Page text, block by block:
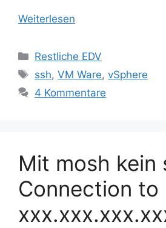
Weiterlesen
Kategorien
Restliche EDV
Schlagwörter
ssh,VM Ware,vSphere
4 Kommentare
Mit mosh kein
Connection to